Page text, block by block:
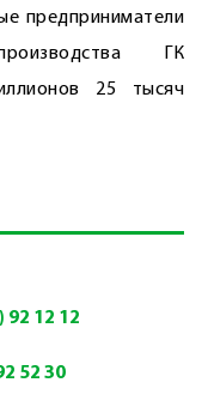
предприниматели
ГК
25 тысяч
92 12 12
52 30